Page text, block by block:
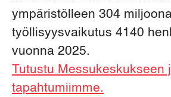
ympäristölleen 304
työllisyysvaikutus 4140
vuonna 2025.
Tutustu Messukeskukseen
tapahtumiimme.